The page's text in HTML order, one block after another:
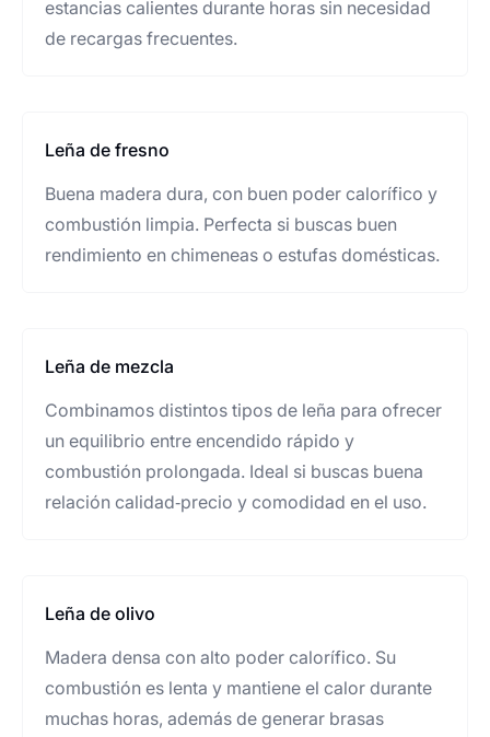
estancias calientes durante horas sin necesidad
de recargas frecuentes.
Leña de fresno
Buena madera dura, con buen poder calorífico y
combustión limpia. Perfecta si buscas buen
rendimiento en chimeneas o estufas domésticas.
Leña de mezcla
Combinamos distintos tipos de leña para ofrecer
un equilibrio entre encendido rápido y
combustión prolongada. Ideal si buscas buena
relación calidad‑precio y comodidad en el uso.
Leña de olivo
Madera densa con alto poder calorífico. Su
combustión es lenta y mantiene el calor durante
muchas horas, además de generar brasas